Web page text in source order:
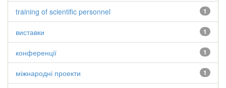
1
training of scientific personnel
1
виставки
1
конференції
1
міжнародні проекти